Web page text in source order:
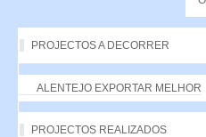
PROJECTOS A DECORRER
ALENTEJO EXPORTAR MELHOR
PROJECTOS REALIZADOS